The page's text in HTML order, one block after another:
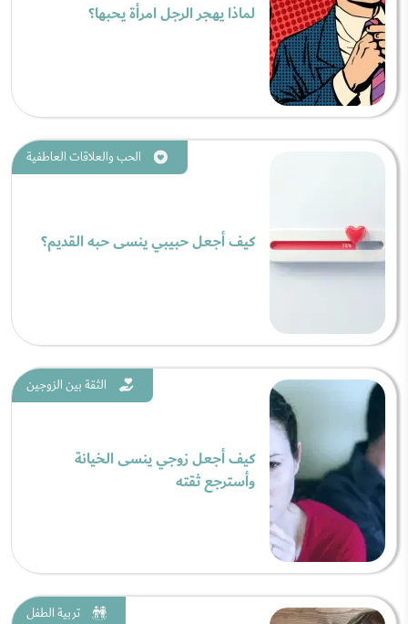
لماذا يهجر الرجل امرأة يحبها؟
الحب والعلاقات العاطفية
كيف أجعل حبيبي ينسى حبه القديم؟
الثقة بين الزوجين
كيف أجعل زوجي ينسى الخيانة
وأسترجع ثقته
تربية الطفل